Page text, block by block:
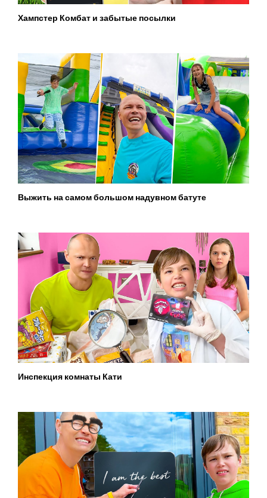
Хампстер Комбат и забытые посылки
Выжить на самом большом надувном батуте
Инспекция комнаты Кати